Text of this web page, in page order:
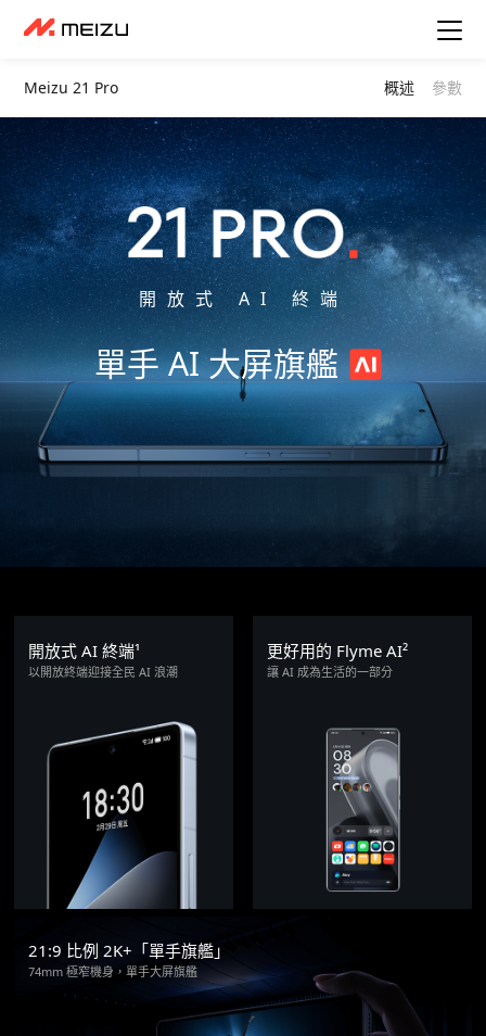
Meizu 21 Pro 概述 參數
開放式 AI 終端
單手 AI 大屏旗艦
開放式 AI 終端¹
以開放終端迎接全民 AI 浪潮
更好用的 Flyme AI²
讓 AI 成為生活的一部分
21:9 比例 2K+「單手旗艦」
74mm 極窄機身，單手大屏旗艦